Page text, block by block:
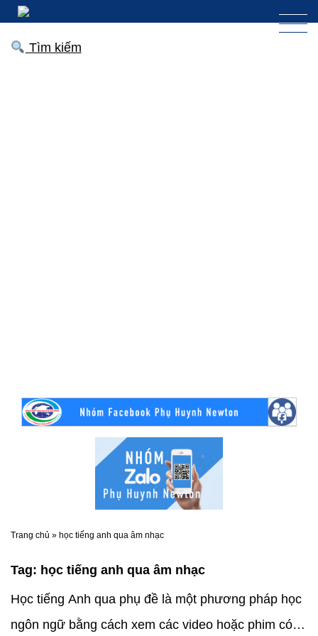
Tìm kiếm
Trang chủ » học tiếng anh qua âm nhạc
Tag: học tiếng anh qua âm nhạc
Học tiếng Anh qua phụ đề là một phương pháp học
ngôn ngữ bằng cách xem các video hoặc phim có